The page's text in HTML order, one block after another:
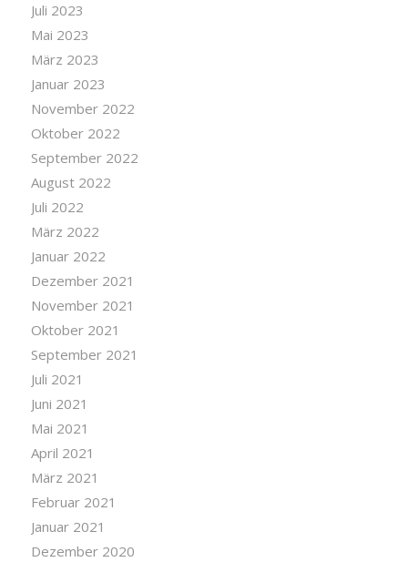
Juli 2023
Mai 2023
März 2023
Januar 2023
November 2022
Oktober 2022
September 2022
August 2022
Juli 2022
März 2022
Januar 2022
Dezember 2021
November 2021
Oktober 2021
September 2021
Juli 2021
Juni 2021
Mai 2021
April 2021
März 2021
Februar 2021
Januar 2021
Dezember 2020